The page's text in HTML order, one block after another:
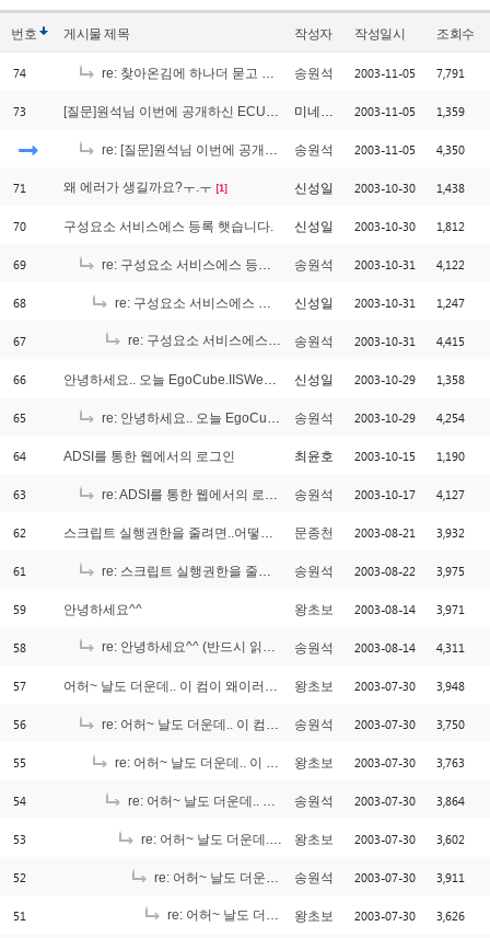
번호 게시물제목 작성자 작성일시 조회수
74 re: 찾아온김에 하나더 묻고 갑니다. 송원석 2003-11-05 7,791
73 [질문]원석님 이번에 공개하신 ECUM에 대해서요 미네르바 2003-11-05 1,359
re: [질문]원석님 이번에 공개하신 ECUM에 대해서요 송원석 2003-11-05 4,350
71 왜 에러가 생길까요?ㅜ.ㅜ [1] 신성일 2003-10-30 1,438
70 구성요소 서비스에스 등록 햇습니다. 신성일 2003-10-30 1,812
69 re: 구성요소 서비스에스 등록 햇습니다. 송원석 2003-10-31 4,122
68 re: 구성요소 서비스에스 등록 햇습니다. 신성일 2003-10-31 1,247
67 re: 구성요소 서비스에스 등록 햇습니다. [1]
송원석 2003-10-31 4,415
66 안녕하세요.. 오늘 EgoCube.IISWebAdmin 설치했습니다. 신성일 2003-10-29 1,358
65 re: 안녕하세요.. 오늘 EgoCube.IISWebAdmin 설치했습니다. 송원석 2003-10-29 4,254
64 ADSI를 통한 웹에서의 로그인 최윤호 2003-10-15 1,190
63 re: ADSI를 통한 웹에서의 로그인 송원석 2003-10-17 4,127
62 스크립트 실행권한을 줄려면..어떻게 주어야 하나요? 문종천 2003-08-21 3,932
61 re: 스크립트 실행권한을 줄려면..어떻게 주어야 하나요? 송원석 2003-08-22 3,975
59 안녕하세요^^ 왕초보 2003-08-14 3,971
58 re: 안녕하세요^^ (반드시 읽어보세요. ^_^;;;) [7]
송원석 2003-08-14 4,311
57 어허~ 날도 더운데.. 이 컴이 왜이러시나~ 왕초보 2003-07-30 3,948
56 re: 어허~ 날도 더운데.. 이 컴이 왜이러시나~ 송원석 2003-07-30 3,750
55 re: 어허~ 날도 더운데.. 이 컴이 왜이러시나~ 왕초보 2003-07-30 3,763
54 re: 어허~ 날도 더운데.. 이 컴이 왜이러시나~ 송원석 2003-07-30 3,864
53 re: 어허~ 날도 더운데.. 이 컴이 왜이러시나~ 왕초보 2003-07-30 3,602
52 re: 어허~ 날도 더운데.. 이 컴이 왜이러시나~ 송원석 2003-07-30 3,911
51 re: 어허~ 날도 더운데.. 이 컴이 왜이러시나~ 왕초보 2003-07-30 3,626